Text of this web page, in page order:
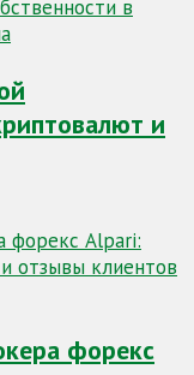
и
форекс